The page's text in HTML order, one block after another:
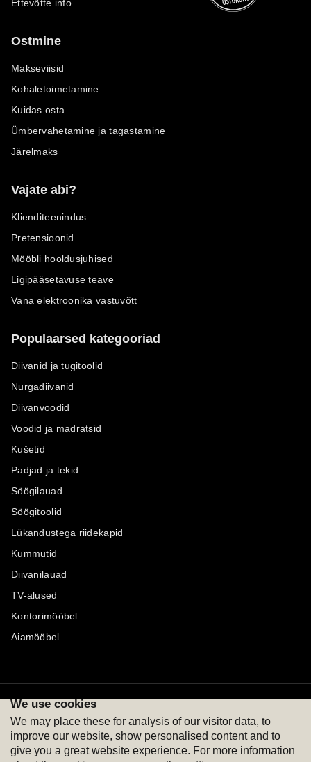
Ettevõtte info
Ostmine
Makseviisid
Kohaletoimetamine
Kuidas osta
Ümbervahetamine ja tagastamine
Järelmaks
Vajate abi?
Klienditeenindus
Pretensioonid
Mööbli hooldusjuhised
Ligipääsetavuse teave
Vana elektroonika vastuvõtt
Populaarsed kategooriad
Diivanid ja tugitoolid
Nurgadiivanid
Diivanvoodid
Voodid ja madratsid
Kušetid
Padjad ja tekid
Söögilauad
Söögitoolid
Lükandustega riidekapid
Kummutid
Diivanilauad
TV-alused
Kontorimööbel
Aiamööbel
Maksevõimalused
We use cookies
We may place these for analysis of our visitor data, to
improve our website, show personalised content and to
give you a great website experience. For more information